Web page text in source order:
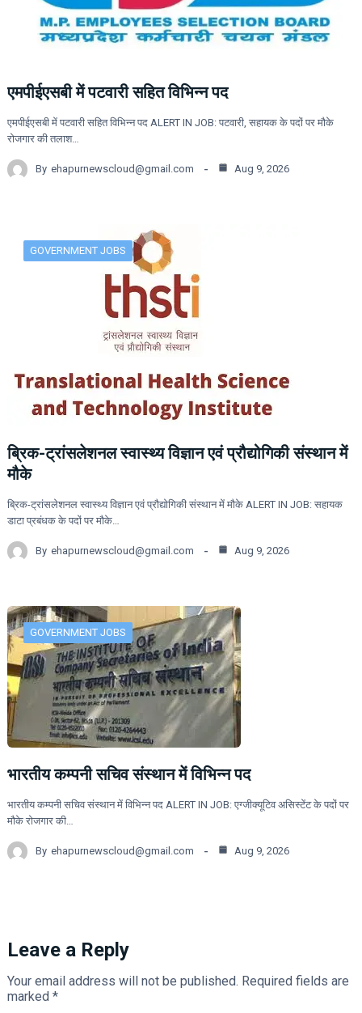
एमपीईएसबी में पटवारी सहित विभिन्न पद
एमपीईएसबी में पटवारी सहित विभिन्न पद ALERT IN JOB: पटवारी, सहायक के पदों पर मौके
रोजगार की तलाश…
By ehapurnewscloud@gmail.com Aug 9, 2026
GOVERNMENT JOBS
ब्रिक-ट्रांसलेशनल स्वास्थ्य विज्ञान एवं प्रौद्योगिकी संस्थान में
मौके
ब्रिक-ट्रांसलेशनल स्वास्थ्य विज्ञान एवं प्रौद्योगिकी संस्थान में मौके ALERT IN JOB: सहायक
डाटा प्रबंधक के पदों पर मौके…
By ehapurnewscloud@gmail.com Aug 9, 2026
GOVERNMENT JOBS
भारतीय कम्पनी सचिव संस्थान में विभिन्न पद
भारतीय कम्पनी सचिव संस्थान में विभिन्न पद ALERT IN JOB: एग्जीक्यूटिव असिस्टेंट के पदों पर
मौके रोजगार की…
By ehapurnewscloud@gmail.com Aug 9, 2026
Leave a Reply
Your email address will not be published. Required fields are
marked *